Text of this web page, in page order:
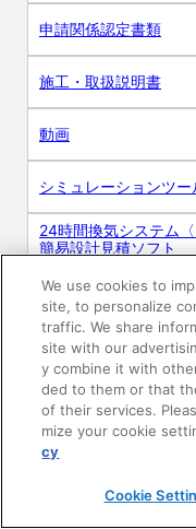
申請関係認定書類
施工・取扱説明書
動画
シミュレーションツー
24時間換気システム〈
簡易設計見積ソフト
R&Dセンター環境測
商品マスター申し込み
電子公告
We use cookies to
site, to personalize
traffic. We share
site with our
y combine it with
ded to them or that
of their services.
mize your cookie
cy
Cookie